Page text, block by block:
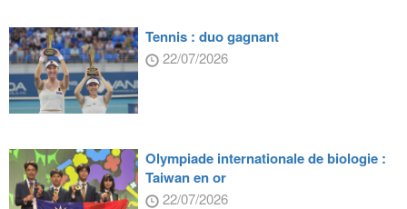
Tennis : duo gagnant
22/07/2026
Olympiade internationale de biologie :
Taiwan en or
22/07/2026